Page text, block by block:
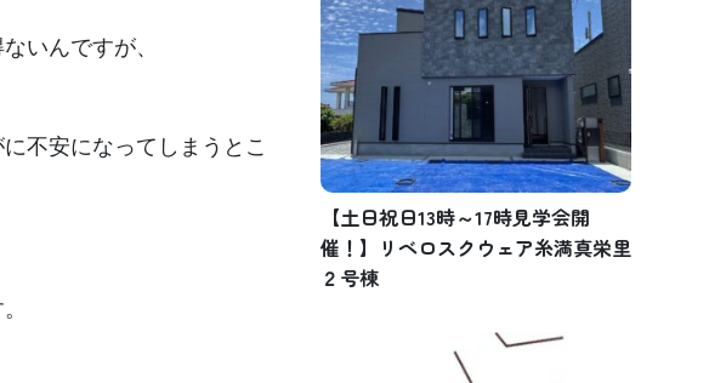
いんですが、
不安になってしまうとこ
【土日祝日13時～17時見学会開
催！】リベロスクウェア糸満真栄里
２号棟